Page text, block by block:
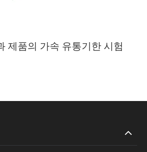
제품의 가속 유통기한 시험